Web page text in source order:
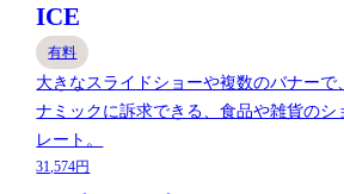
ICE
有料
大きなスライドショーや複数のバナーで
ナミックに訴求できる、食品や雑貨のシ
レート。
31,574円